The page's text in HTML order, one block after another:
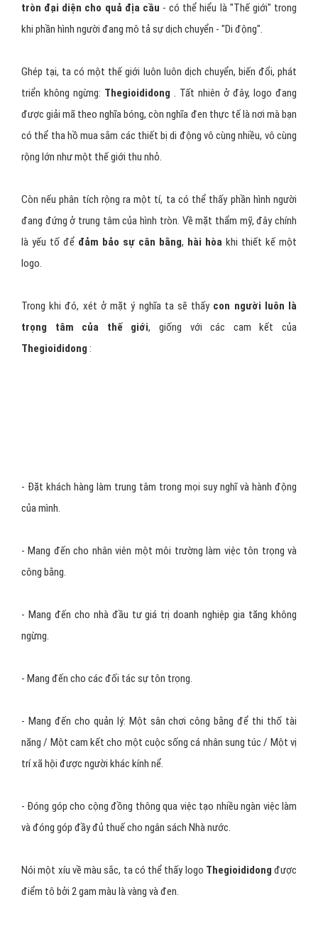
Nói về phần hình, nếu phân tích đơn giản, ta có thể thấyphần hình
tròn đại diện cho quả địa cầu- có thể hiểu là "Thế giới" trong
Ghép tại, ta có một thế giới luôn luôn dịch chuyển, biến đổi, phát
triển không ngừng:Thegioididong. Tất nhiên ở đây, logo đang
được giải mã theo nghĩa bóng, còn nghĩa đen thực tế là nơi mà bạn
rộng lớn như một thế giới thu nhỏ.
Còn nếu phân tích rộng ra một tí, ta có thể thấy phần hình người
- Đặt khách hàng làm trung tâm trong mọi suy nghĩ và hành động
của mình.
công bằng.
ngừng.